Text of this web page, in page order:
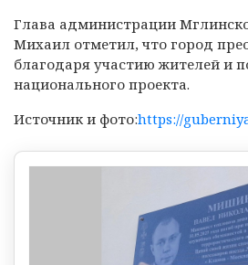
Глава администрации
Михаил отметил, что город
благодаря участию жителей и
национального проекта.
Источник и фото:https://